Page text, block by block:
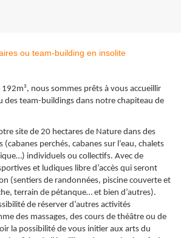
nous sommes prêts à vous accueillir
des team-buildings dans notre chapiteau de
site de 20 hectares de Nature dans des
perchés, cabanes sur l’eau, chalets
individuels ou collectifs. Avec de
et ludiques libre d’accès qui seront
(sentiers de randonnées, piscine couverte et
terrain de pétanque… et bien d’autres).
de réserver d’autres activités
des massages, des cours de théâtre ou de
la possibilité de vous initier aux arts du